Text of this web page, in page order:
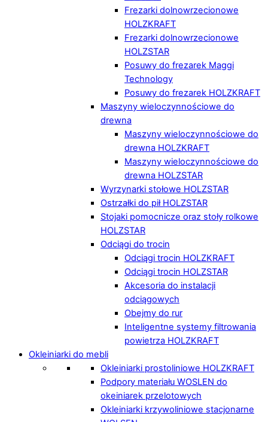
Frezarki dolnowrzecionowe
HOLZKRAFT
Frezarki dolnowrzecionowe
HOLZSTAR
Posuwy do frezarek Maggi
Technology
Posuwy do frezarek HOLZKRAFT
Maszyny wieloczynnościowe do
drewna
Maszyny wieloczynnościowe do
drewna HOLZKRAFT
Maszyny wieloczynnościowe do
drewna HOLZSTAR
Wyrzynarki stołowe HOLZSTAR
Ostrzałki do pił HOLZSTAR
Stojaki pomocnicze oraz stoły rolkowe
HOLZSTAR
Odciągi do trocin
Odciągi trocin HOLZKRAFT
Odciągi trocin HOLZSTAR
Akcesoria do instalacji
odciągowych
Obejmy do rur
Inteligentne systemy filtrowania
powietrza HOLZKRAFT
Okleiniarki do mebli
Okleiniarki prostoliniowe HOLZKRAFT
Podpory materiału WOSLEN do
okeiniarek przelotowych
Okleiniarki krzywoliniowe stacjonarne